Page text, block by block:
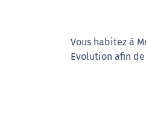
Vous habitez à
Evolution afin